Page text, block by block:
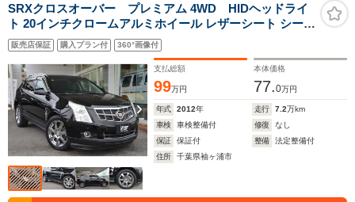
SRXクロスオーバー プレミアム 4WD HIDヘッドライ
ト 20インチクロームアルミホイール レザーシート シート
ヒーター BOSE 5.1chサラウンドサウンド ウルトラビュ
ー電動パノラマサンルーフ パワーリフトゲート インター
フェイスナビTV
販売店保証 購入プラン付 360°画像付
支払総額
99万円
本体価格
77.0万円
年式 2012年 走行 7.2万km
車検
車検整備付 修復
なし
保証
保証付 整備
法定整備付
住所
千葉県袖ヶ浦市